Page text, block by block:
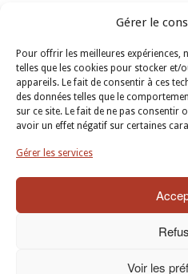
Gérer le
Pour offrir les meilleures expériences,
telles que les cookies pour stocker et/
appareils. Le fait de consentir à ces
des données telles que le
sur ce site. Le fait de ne pas consentir
avoir un effet négatif sur certaines
Gérer les services
Voir les
Une création de